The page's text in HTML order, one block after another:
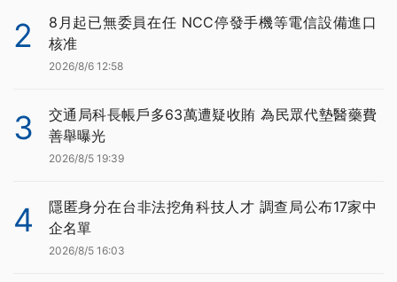
2
8月起已無委員在任 NCC停發手機等電信設備進口
核准
2026/8/6 12:58
3
交通局科長帳戶多63萬遭疑收賄 為民眾代墊醫藥費
善舉曝光
2026/8/5 19:39
4
隱匿身分在台非法挖角科技人才 調查局公布17家中
企名單
2026/8/5 16:03